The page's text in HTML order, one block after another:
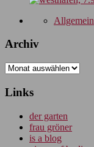
Allgemein
Archiv
Archiv
Links
der garten
frau gröner
is a blog